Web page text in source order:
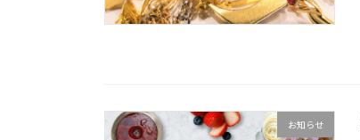
お知らせ